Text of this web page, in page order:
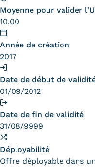
Lexique
Le Cnam
Erasmus
Moyenne pour valider
10.00
Année de création
2017
Date de début de
01/09/2012
Date de fin de validité
31/08/9999
Déployabilité
Offre déployable dans